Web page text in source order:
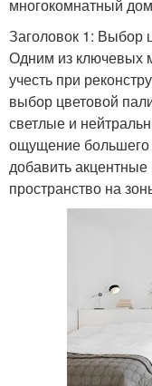
многокомнатный
Заголовок 1: Выбор
Одним из ключевых
учесть при
выбор цветовой
светлые и
ощущение большего
добавить акцентные
пространство на